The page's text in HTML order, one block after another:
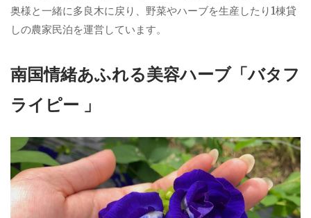
奥様と一緒に多良木に戻り、野菜やハーブを生産したり1棟貸
しの農家民泊を運営しています。
南国情緒あふれる美容ハーブ「バタフ
ライピー 」